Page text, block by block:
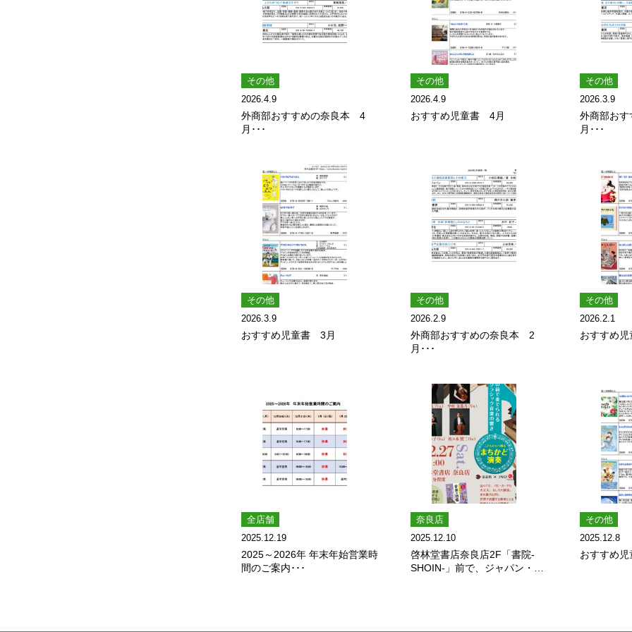
その他
2026.4.9
外商部おすすめの奈良本 4
月･･･
その他
2026.4.9
おすすめ児童書 4月
その他
2026.3.9
外商部お
月･･･
その他
2026.3.9
おすすめ児童書 3月
その他
2026.2.9
外商部おすすめの奈良本 2
月･･･
その他
2026.2.1
おすすめ
全店舗
2025.12.19
2025～2026年 年末年始営業時
間のご案内･･･
奈良店
2025.12.10
啓林堂書店奈良店2F「書院-
SHOIN-」前で、ジャパン・ナ
その他
2025.12.8
おすすめ